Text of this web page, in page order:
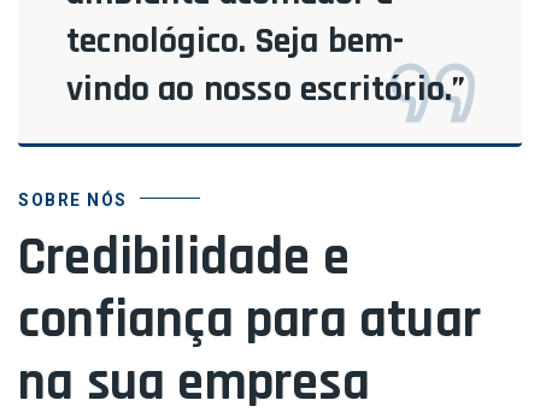
tecnológico. Seja bem-
vindo ao nosso escritório.”
SOBRE NÓS
Credibilidade e
confiança para atuar
na sua empresa